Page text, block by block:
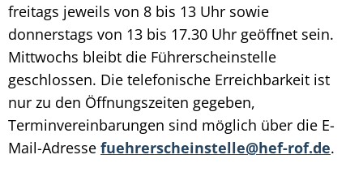
freitags jeweils von 8 bis 13 Uhr sowie
donnerstags von 13 bis 17.30 Uhr geöffnet sein.
Mittwochs bleibt die Führerscheinstelle
geschlossen. Die telefonische Erreichbarkeit ist
nur zu den Öffnungszeiten gegeben,
Terminvereinbarungen sind möglich über die E-
Mail-Adresse fuehrerscheinstelle@hef-rof.de.